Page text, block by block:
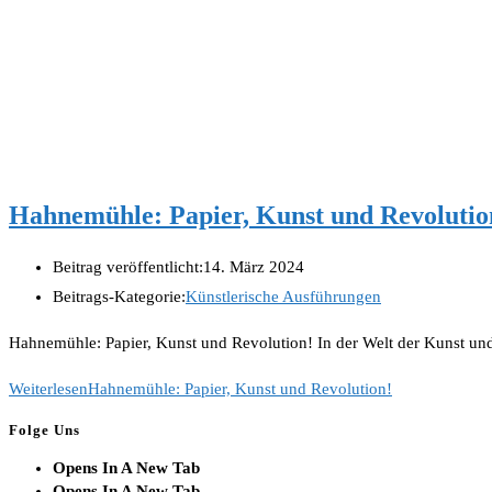
Hahnemühle: Papier, Kunst und
Beitrag veröffentlicht:14. März 2024
Beitrags-Kategorie:Künstlerische Ausführungen
Hahnemühle: Papier, Kunst und Revolution! In der Welt der Kunst
WeiterlesenHahnemühle: Papier, Kunst und Revolution!
Folge Uns
Opens In A New Tab